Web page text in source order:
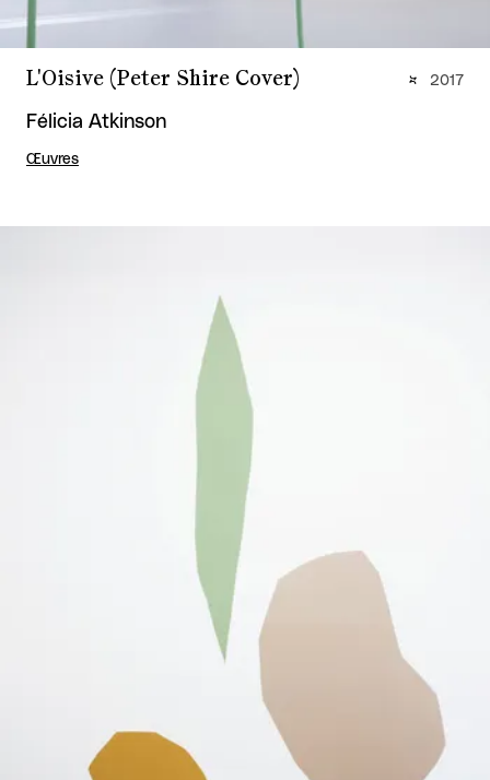
L'Oisive (Peter Shire Cover)
Félicia Atkinson
Œuvres
2017